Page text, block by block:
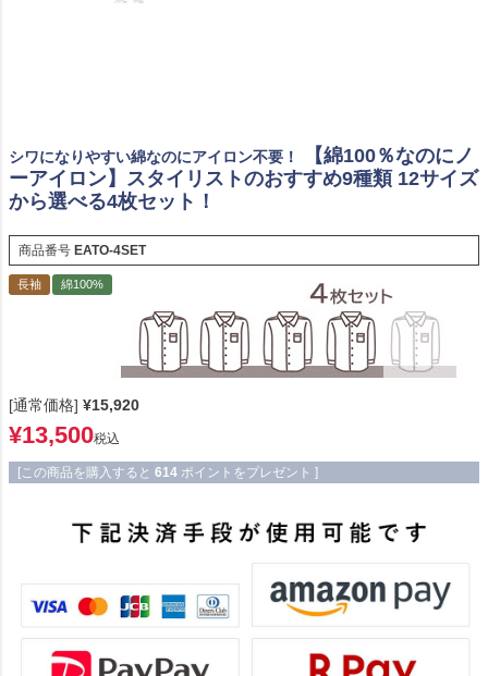
シワになりやすい綿なのにアイロン不要！
【綿100％なのにノ
ーアイロン】スタイリストのおすすめ9種類 12サイズ
から選べる4枚セット！
商品番号 EATO-4SET
長袖 綿100%
[通常価格] ¥15,920
¥13,500税込
[この商品を購入すると 614 ポイントをプレゼント ]